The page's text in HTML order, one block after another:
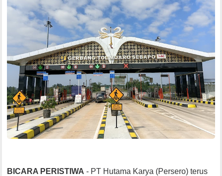
BICARA PERISTIWA - PT Hutama Karya (Persero) terus